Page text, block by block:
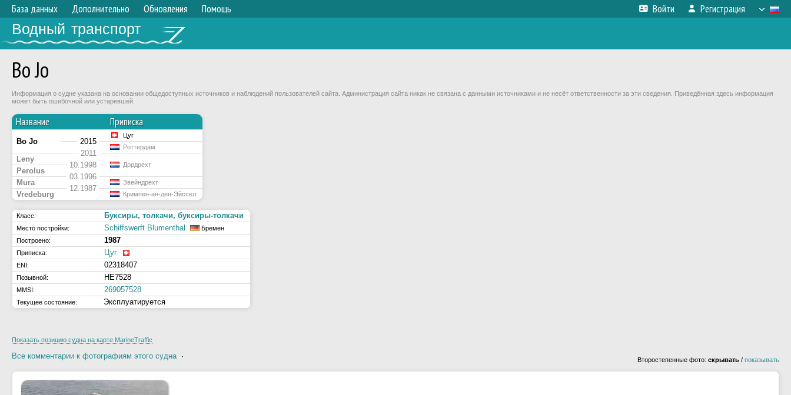
База данных Дополнительно Обновления Помощь Войти Регистрация
Водный транспорт
Bo Jo
Информация о судне указана на основании общедоступных источников и наблюдений пользователей сайта. Администрация сайта никак не связана с данными источниками и не несёт ответственности за эти сведения. Приведённая здесь информация
может быть ошибочной или устаревшей.
Название Приписка
Bo Jo 2015
Цуг
2011
Роттердам
Leny
10.1998 Дордрехт
Perolus
03.1996
Mura
12.1987
Звейндрехт
Vredeburg Кримпен-ан-ден-Эйссел
Класс: Буксиры, толкачи, буксиры-толкачи
Место постройки: Schiffswerft Blumenthal
Бремен
Построено:
1987
Приписка: Цуг
ENI: 02318407
Позывной: HE7528
MMSI: 269057528
Текущее состояние: Эксплуатируется
Показать позицию судна на карте MarineTraffic
Все комментарии к фотографиям этого судна· Второстепенные фото: скрывать / показывать